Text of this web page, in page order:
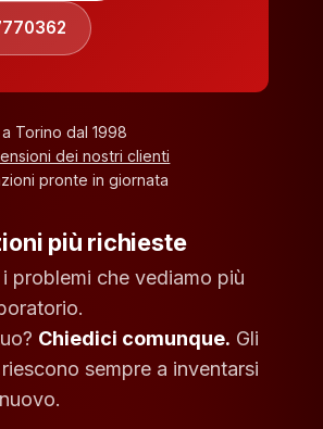
Torino dal 1998
dei nostri clienti
pronte in giornata
più richieste
problemi che vediamo più
Chiedici comunque. Gli
sempre a inventarsi